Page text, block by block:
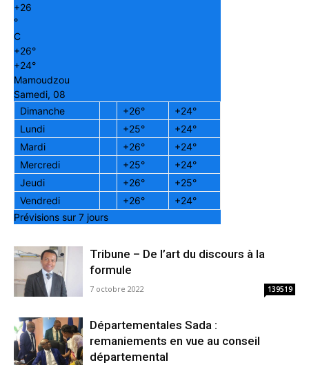
+26
°
C
+26°
+24°
Mamoudzou
Samedi, 08
Dimanche
+26° +24°
Lundi
+25° +24°
Mardi
+26° +24°
Mercredi
+25° +24°
Jeudi
+26° +25°
Vendredi
+26° +24°
Prévisions sur 7 jours
Tribune – De l’art du discours à la
formule
7 octobre 2022 139519
Départementales Sada :
remaniements en vue au conseil
départemental